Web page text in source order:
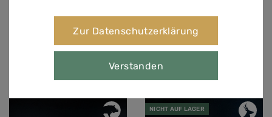
31,95 €
NICHT AUF LAGER
Zur Datenschutzerklärung
Verstanden